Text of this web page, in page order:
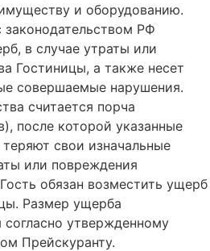
и оборудованию.
законодательством РФ
в случае утраты или
Гостиницы, а также несет
совершаемые нарушения.
считается порча
после которой указанные
свои изначальные
или повреждения
обязан возместить ущерб
Размер ущерба
утвержденному
Прейскуранту.